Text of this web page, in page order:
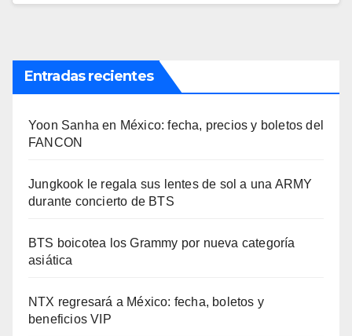
Entradas recientes
Yoon Sanha en México: fecha, precios y boletos del
FANCON
Jungkook le regala sus lentes de sol a una ARMY
durante concierto de BTS
BTS boicotea los Grammy por nueva categoría
asiática
NTX regresará a México: fecha, boletos y
beneficios VIP